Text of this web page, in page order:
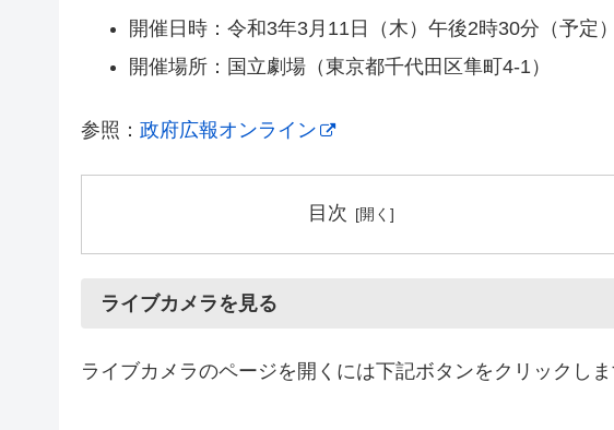
開催日時：令和3年3月11日（木）午後2時30分（予定
開催場所：国立劇場（東京都千代田区隼町4-1）
参照： 政府広報オンライン
目次
ライブカメラを見る
ライブカメラのページを開くには下記ボタンをクリックしま